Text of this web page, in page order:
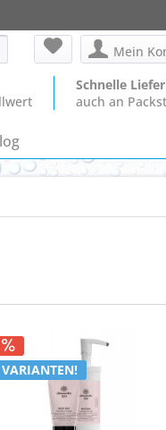
Mein
Schnelle
auch an
VARIANTEN!